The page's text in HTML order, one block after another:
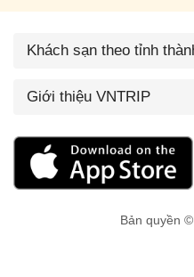
Khách sạn theo tỉnh
Giới thiệu VNTRIP
Bản quyền